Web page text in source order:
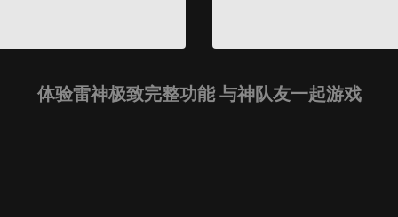
体验雷神极致完整功能 与神队友一起游戏